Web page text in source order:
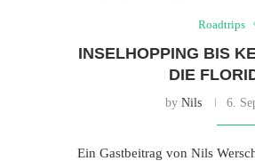
Roadtrips
INSELHOPPING BIS
DIE
byNils 6.
Ein Gastbeitrag von Nils